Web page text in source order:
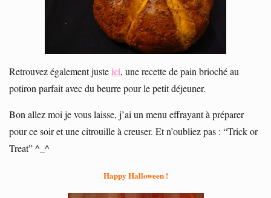
Retrouvez également justeici, une recette de pain brioché au
potiron parfait avec du beurre pour le petit déjeuner.
Bon allez moi je vous laisse, j’ai un menu effrayant à préparer
pour ce soir et une citrouille à creuser. Et n’oubliez pas : “Trick or
Treat” ^_^
Happy Halloween !